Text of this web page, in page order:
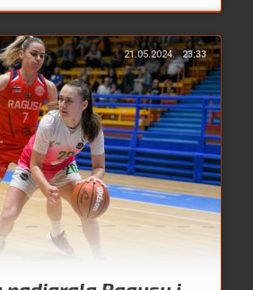
21.05.2024. 23:33